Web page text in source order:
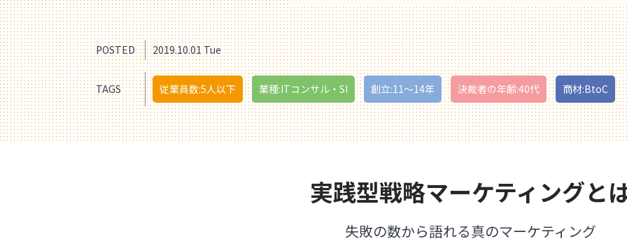
POSTED 2019.10.01 Tue
TAGS 従業員数:5人以下 業種:ITコンサル・SI 創立:11〜14年 決裁者の年齢:40代 商材:BtoC
実践型戦略マーケティングと
失敗の数から語れる真のマーケティング